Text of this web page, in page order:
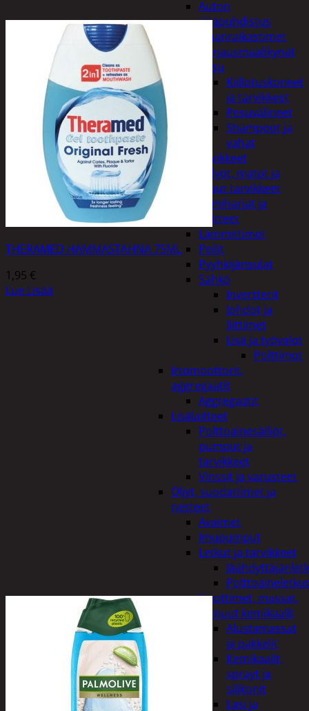
Auton
sisäpuhdistus
Ilmanraikastimet
Korjausmaalikynät
Pesu
Kiillotuskoneet
ja tarvikkeet
Pesuvälineet
Shampoot ja
vahat
Autotarvikkeet
Kalvot, matot ja
muut tarvikkeet
Lumiharjat ja
peitteet
Lämmittimet
Peilit
Pyyhkijänsulat
Sähkö
Invertterit
Johdot ja
liittimet
Lisä ja työvalot
Polttimot
Irtomoottorit,
aggregaatit
Aggregaatit
Lisälaitteet
Polttoainesäiliöt,
pumput ja
tarvikkeet
Vinssit ja varusteet
Öljyt, suodattimet ja
nesteet
Avaimet
Imupumput
Letkut ja tarvikkeet
Polttoaineletkut
Liuottimet, massat,
ja muut kemikaalit
Alustamassat
ja pakkelit
Kemikaalit,
sprayt ja
silikonit
Lasi ja
THERAMED HAMMASTAHNA 75ML
1,95 €
Lue Lisää